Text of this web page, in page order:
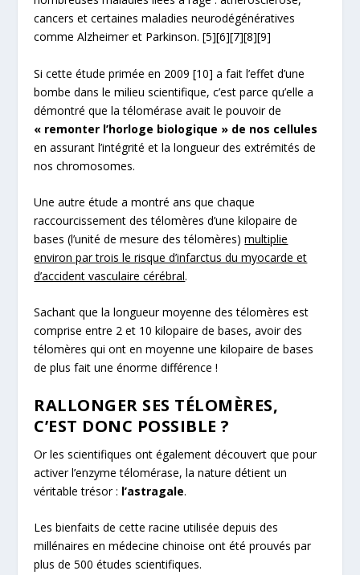
cancers et certaines maladies neurodégénératives
comme Alzheimer et Parkinson.[5][6][7][8][9]
Si cette étude primée en 2009[10] a fait l’effet d’une
bombe dans le milieu scientifique, c’est parce qu’elle a
démontré que la télomérase avait le pouvoir de
« remonter l’horloge biologique » de nos cellules
en assurant l’intégrité et la longueur des extrémités de
nos chromosomes.
Une autre étude a montré ans que chaque
raccourcissement des télomères d’une kilopaire de
bases (l’unité de mesure des télomères)multiplie
environ par trois le risque d’infarctus du myocarde et
d’accident vasculaire cérébral.
Sachant que la longueur moyenne des télomères est
comprise entre 2 et 10 kilopaire de bases, avoir des
télomères qui ont en moyenne une kilopaire de bases
de plus fait une énorme différence !
RALLONGER SES TÉLOMÈRES,
C’EST DONC POSSIBLE ?
Or les scientifiques ont également découvert que pour
activer l’enzyme télomérase, la nature détient un
véritable trésor : l’astragale.
Les bienfaits de cette racine utilisée depuis des
millénaires en médecine chinoise ont été prouvés par
plus de 500 études scientifiques.